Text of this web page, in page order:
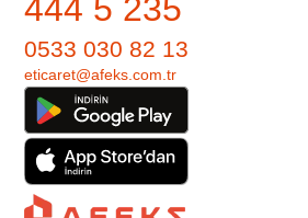
444 5 235
0533 030 82 13
eticaret@afeks.com.tr